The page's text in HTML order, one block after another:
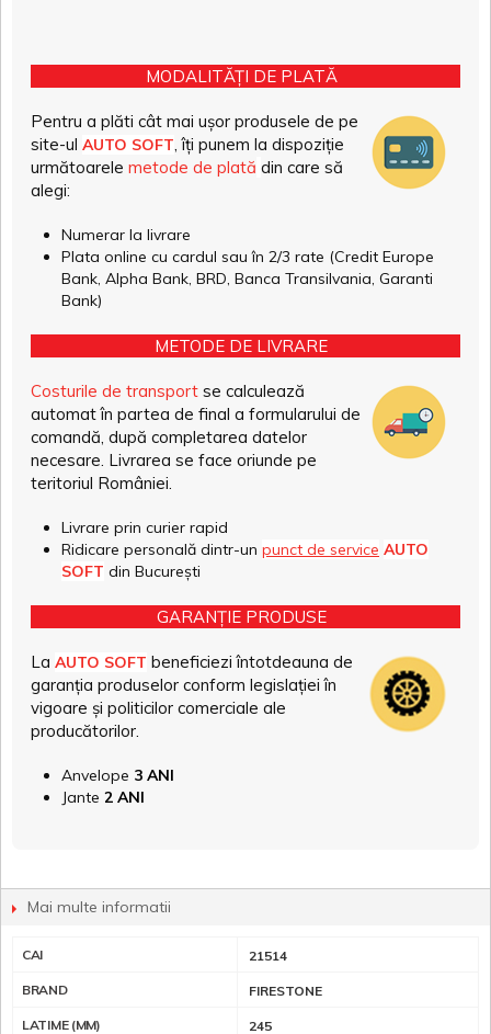
MODALITĂȚI DE PLATĂ
Pentru a plăti cât mai ușor produsele de pe
site-ul AUTO SOFT, îți punem la dispoziție
următoarele metode de plată din care să
alegi:
Numerar la livrare
Plata online cu cardul sau în 2/3 rate (Credit Europe
Bank, Alpha Bank, BRD, Banca Transilvania, Garanti
Bank)
METODE DE LIVRARE
Costurile de transport se calculează
automat în partea de final a formularului de
comandă, după completarea datelor
necesare. Livrarea se face oriunde pe
teritoriul României.
Livrare prin curier rapid
Ridicare personală dintr-un punct de service AUTO
SOFT din București
GARANȚIE PRODUSE
La AUTO SOFT beneficiezi întotdeauna de
garanția produselor conform legislației în
vigoare și politicilor comerciale ale
producătorilor.
Anvelope 3 ANI
Jante 2 ANI
Mai multe informatii
CAI 21514
BRAND FIRESTONE
LATIME (MM) 245